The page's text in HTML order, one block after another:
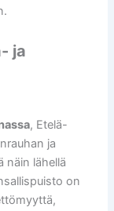
ja
, Etelä-
ja
näin lähellä
on